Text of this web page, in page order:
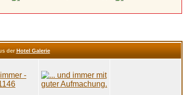
der Hotel Galerie